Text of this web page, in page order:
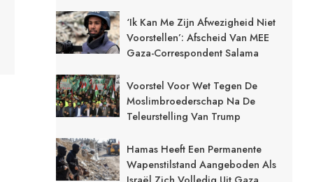
‘Ik Kan Me Zijn Afwezigheid Niet
Voorstellen’: Afscheid Van MEE
Gaza-Correspondent Salama
Voorstel Voor Wet Tegen De
Moslimbroederschap Na De
Teleurstelling Van Trump
Hamas Heeft Een Permanente
Wapenstilstand Aangeboden Als